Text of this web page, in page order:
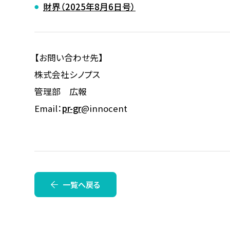
財界（2025年8月6日号）
【お問い合わせ先】
株式会社シノプス
管理部 広報
Email：pr-gr@innocent
一覧へ戻る